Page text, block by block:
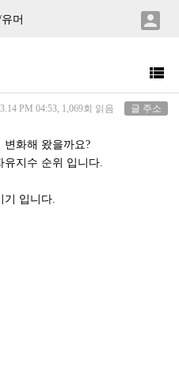
머 

PM 04:53, 1,069회 읽음 글 주소
변화해 왔을까요?
지수 순위 입니다.
입니다.